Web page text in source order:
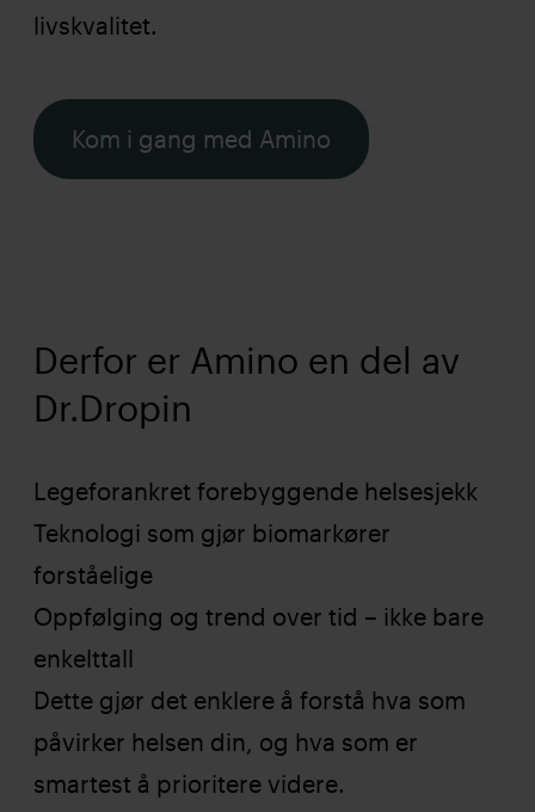
livskvalitet.
Kom i gang med Amino
Derfor er Amino en del av
Dr.Dropin
Legeforankret forebyggende helsesjekk
Teknologi som gjør biomarkører
forståelige
Oppfølging og trend over tid – ikke bare
enkelttall
Dette gjør det enklere å forstå hva som
påvirker helsen din, og hva som er
smartest å prioritere videre.